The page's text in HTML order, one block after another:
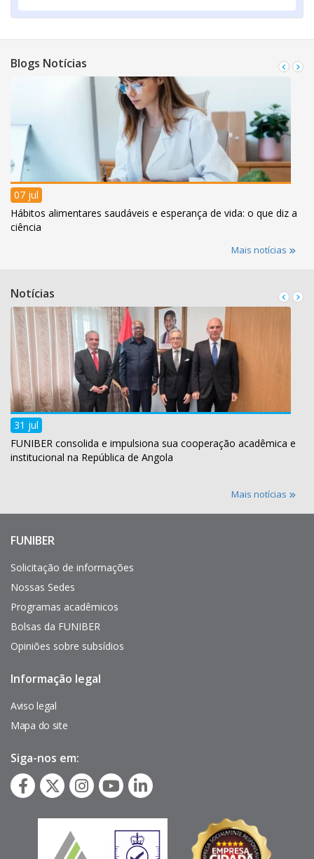
Blogs Notícias
07 jul
Hábitos alimentares saudáveis e esperança de vida: o que diz a
ciência
Mais notícias
Notícias
31 jul
FUNIBER consolida e impulsiona sua cooperação acadêmica e
institucional na República de Angola
Mais notícias
Enlaces
interés
FUNIBER
Solicitação de informações
Nossas Sedes
Programas acadêmicos
Bolsas da FUNIBER
Opiniões sobre subsídios
Pie
página
Informação legal
Aviso legal
Mapa do site
Siga-nos em: